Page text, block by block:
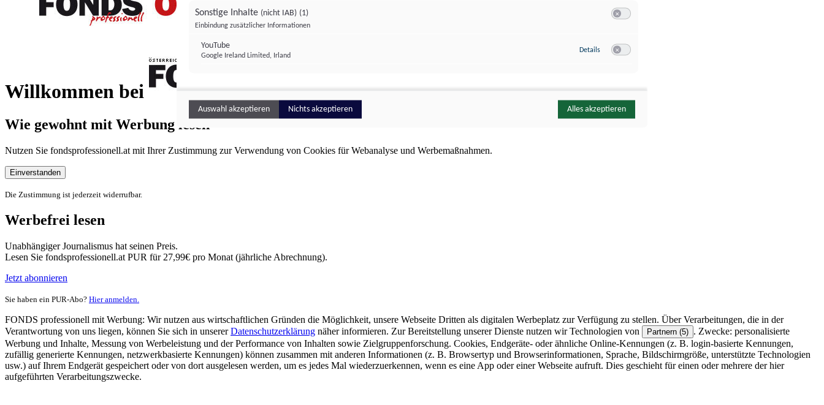
Willkommen bei
FONDS professionell
Wie gewohnt mit Werbung lesen
Nutzen Sie fondsprofessionell.at mit Ihrer Zustimmung zur Verwendung von Cookies für Webanalyse und Werbemaßnahmen.
Einverstanden
Die Zustimmung ist jederzeit widerrufbar.
Werbefrei lesen
Unabhängiger Journalismus hat seinen Preis.
Lesen Sie fondsprofessionell.at PUR für 27,99€ pro Monat (jährliche Abrechnung).
Jetzt abonnieren
Sie haben ein PUR-Abo? Hier anmelden.
FONDS professionell mit Werbung: Wir nutzen aus wirtschaftlichen Gründen die Möglichkeit, unsere Webseite Dritten als digitalen Werbeplatz zur Verfügung zu stellen. Über Verarbeitungen, die in der
Verantwortung von uns liegen, können Sie sich in unsererDatenschutzerklärung näher informieren. Zur Bereitstellung unserer Dienste nutzen wir Technologien von Partnern (5) . Zwecke: personalisierte
Werbung und Inhalte, Messung von Werbeleistung und der Performance von Inhalten sowie Zielgruppenforschung. Cookies, Endgeräte- oder ähnliche Online-Kennungen (z. B. login-basierte Kennungen,
zufällig generierte Kennungen, netzwerkbasierte Kennungen) können zusammen mit anderen Informationen (z. B. Browsertyp und Browserinformationen, Sprache, Bildschirmgröße, unterstützte Technologien
usw.) auf Ihrem Endgerät gespeichert oder von dort ausgelesen werden, um es jedes Mal wiederzuerkennen, wenn es eine App oder einer Webseite aufruft. Dies geschieht für einen oder mehrere der hier
aufgeführten Verarbeitungszwecke.
Sonstige Inhalte (nicht IAB) (1)
Einbindung zusätzlicher Informationen
YouTube
Google Ireland Limited, Irland
Details zu YouTube
Auswahl akzeptieren Nichts akzeptieren Alles akzeptieren